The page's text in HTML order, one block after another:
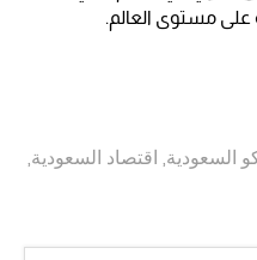
مستوى العالم.
السعودية, اقتصاد السعودية,